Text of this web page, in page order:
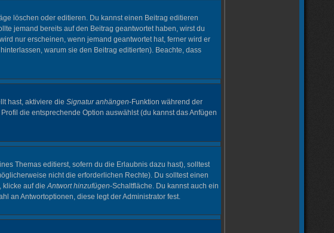
löschen oder editieren. Du kannst einen Beitrag editieren
jemand bereits auf den Beitrag geantwortet haben, wirst du
nur erscheinen, wenn jemand geantwortet hat, ferner wird er
warum sie den Beitrag editierten). Beachte, dass
hast, aktiviere die Signatur anhängen-Funktion während der
die entsprechende Option auswählst (du kannst das Anfügen
Themas editierst, sofern du die Erlaubnis dazu hast), solltest
nicht die erforderlichen Rechte). Du solltest einen
klicke auf dieAntwort hinzufügen-Schaltfläche. Du kannst auch ein
an Antwortoptionen, diese legt der Administrator fest.